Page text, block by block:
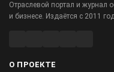
Отраслевой портал и журнал
и бизнесе. Издаётся с 2011
О ПРОЕКТЕ